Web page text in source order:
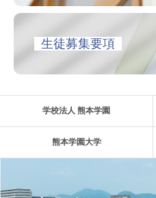
生徒募集要項
学校法人 熊本学園
熊本学園大学